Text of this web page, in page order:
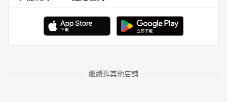
繼續逛其他店舖